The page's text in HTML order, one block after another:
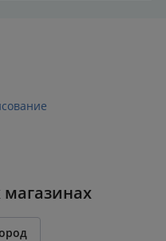
магазинах